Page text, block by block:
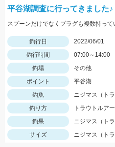
平谷湖調査に行ってきました♪
スプーンだけでなくプラグも複数持って
釣行日
2022/06/01
釣行時間
07:00～14:00
釣場
その他
ポイント
平谷湖
釣魚
ニジマス（トラ
釣り方
トラウトルアー
釣果
ニジマス（ト
サイズ
ニジマス（ト